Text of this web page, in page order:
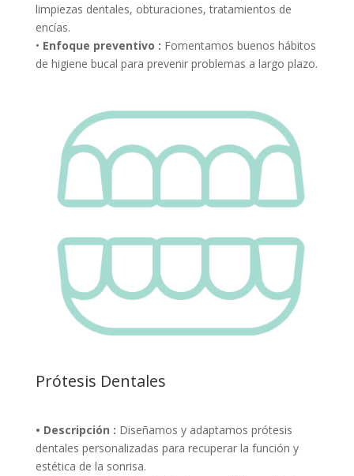
limpiezas dentales, obturaciones, tratamientos de
encías.
• Enfoque preventivo : Fomentamos buenos hábitos
de higiene bucal para prevenir problemas a largo plazo.
Prótesis Dentales
• Descripción : Diseñamos y adaptamos prótesis
dentales personalizadas para recuperar la función y
estética de la sonrisa.